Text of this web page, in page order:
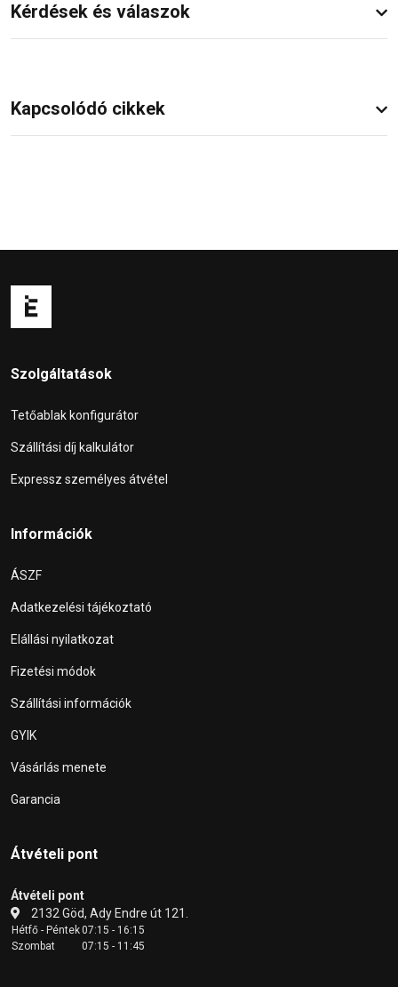
Kérdések és válaszok
Kapcsolódó cikkek
Szolgáltatások
Tetőablak konfigurátor
Szállítási díj kalkulátor
Expressz személyes átvétel
Információk
ÁSZF
Adatkezelési tájékoztató
Elállási nyilatkozat
Fizetési módok
Szállítási információk
GYIK
Vásárlás menete
Garancia
Átvételi pont
Átvételi pont
2132 Göd, Ady Endre út 121.
Hétfő - Péntek07:15 - 16:15
Szombat
07:15 - 11:45